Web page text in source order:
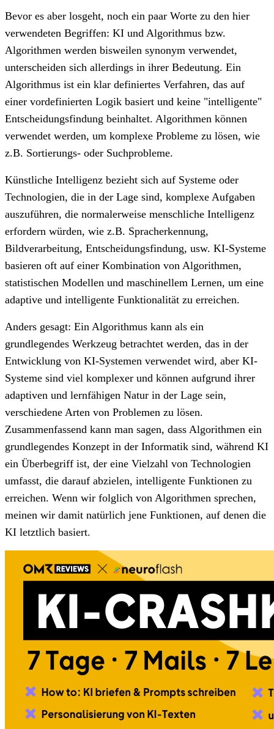
Bevor es aber losgeht, noch ein paar Worte zu den hier
verwendeten Begriffen: KI und Algorithmus bzw.
Algorithmen werden bisweilen synonym verwendet,
unterscheiden sich allerdings in ihrer Bedeutung. Ein
Algorithmus ist ein klar definiertes Verfahren, das auf
einer vordefinierten Logik basiert und keine "intelligente"
Entscheidungsfindung beinhaltet. Algorithmen können
verwendet werden, um komplexe Probleme zu lösen, wie
z.B. Sortierungs- oder Suchprobleme.
Künstliche Intelligenz bezieht sich auf Systeme oder
Technologien, die in der Lage sind, komplexe Aufgaben
auszuführen, die normalerweise menschliche Intelligenz
erfordern würden, wie z.B. Spracherkennung,
Bildverarbeitung, Entscheidungsfindung, usw. KI-Systeme
basieren oft auf einer Kombination von Algorithmen,
statistischen Modellen und maschinellem Lernen, um eine
adaptive und intelligente Funktionalität zu erreichen.
Anders gesagt: Ein Algorithmus kann als ein
grundlegendes Werkzeug betrachtet werden, das in der
Entwicklung von KI-Systemen verwendet wird, aber KI-
Systeme sind viel komplexer und können aufgrund ihrer
adaptiven und lernfähigen Natur in der Lage sein,
verschiedene Arten von Problemen zu lösen.
Zusammenfassend kann man sagen, dass Algorithmen ein
grundlegendes Konzept in der Informatik sind, während KI
ein Überbegriff ist, der eine Vielzahl von Technologien
umfasst, die darauf abzielen, intelligente Funktionen zu
erreichen. Wenn wir folglich von Algorithmen sprechen,
meinen wir damit natürlich jene Funktionen, auf denen die
KI letztlich basiert.